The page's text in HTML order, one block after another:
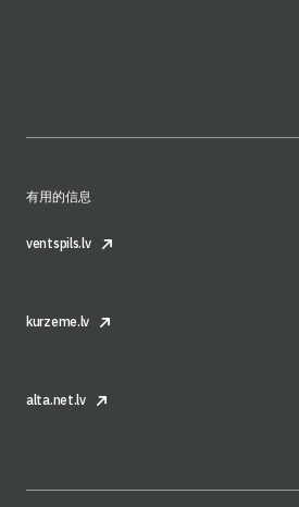
有用的信息
ventspils.lv
kurzeme.lv
alta.net.lv